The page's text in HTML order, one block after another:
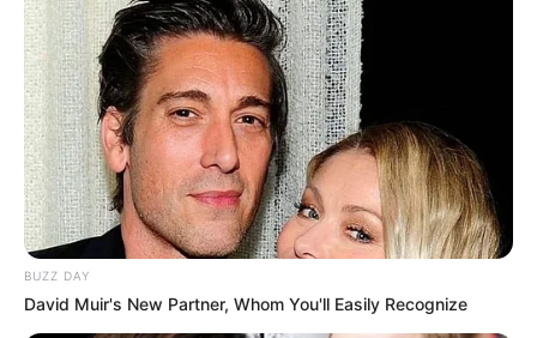
BUZZ DAY
David Muir's New Partner, Whom You'll Easily Recognize